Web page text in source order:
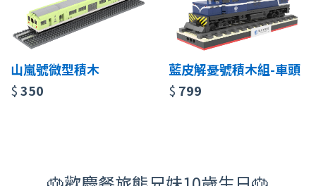
山嵐號微型積木
$350
藍皮解憂號積木組-車頭
$ 799